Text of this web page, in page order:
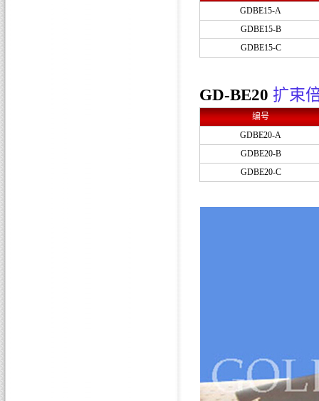
GDBE15-A
GDBE15-B
GDBE15-C
GD-BE20 扩束
编号
GDBE20-A
GDBE20-B
GDBE20-C